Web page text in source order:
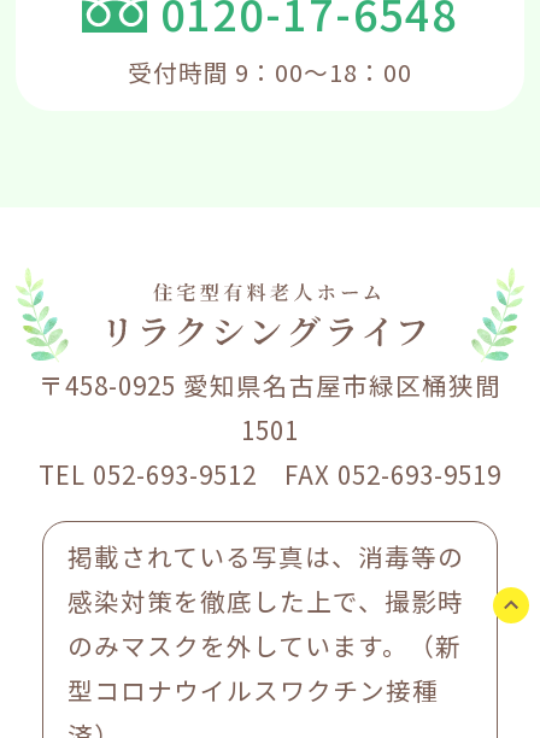
受付時間 9：00～18：00
〒458-0925 愛知県名古屋市緑区桶狭間
1501
TEL 052-693-9512 FAX 052-693-9519
掲載されている写真は、消毒等の
感染対策を徹底した上で、撮影時
のみマスクを外しています。（新
型コロナウイルスワクチン接種